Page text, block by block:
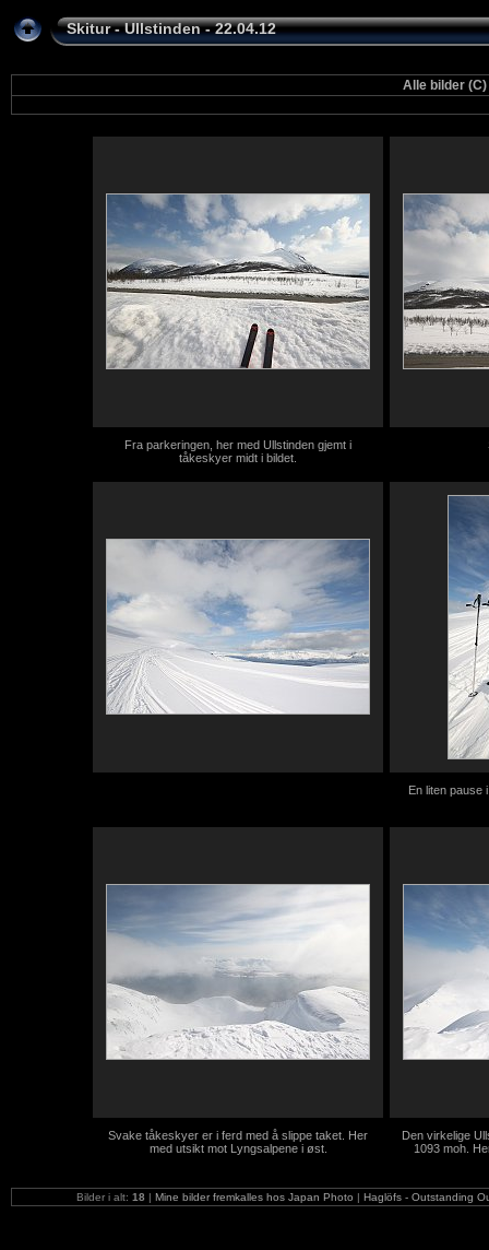
Skitur - Ullstinden - 22.04.12
Alle bilder (C)
Fra parkeringen, her med Ullstinden gjemt i
tåkeskyer midt i bildet.
En liten pause
Svake tåkeskyer er i ferd med å slippe taket. Her
med utsikt mot Lyngsalpene i øst.
Den virkelige
1093 moh.
Bilder i alt: 18 | Mine bilder fremkalles hos Japan Photo | Haglöfs - Outstanding